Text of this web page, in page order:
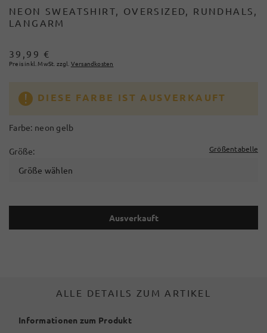
NEON SWEATSHIRT, OVERSIZED, RUNDHALS,
LANGARM
39,99 €
Preis inkl. MwSt. zzgl. Versandkosten
DIESE FARBE IST AUSVERKAUFT
Farbe: neon gelb
Größe: Größentabelle
Größe wählen
Ausverkauft
ALLE DETAILS ZUM ARTIKEL
Informationen zum Produkt